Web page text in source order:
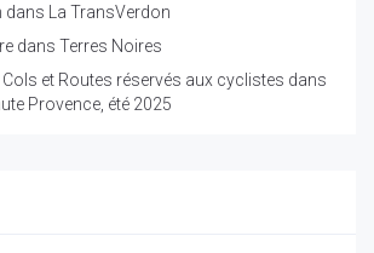
dans
La TransVerdon
dans Terres Noires
Cols et Routes réservés aux cyclistes dans
Provence, été 2025